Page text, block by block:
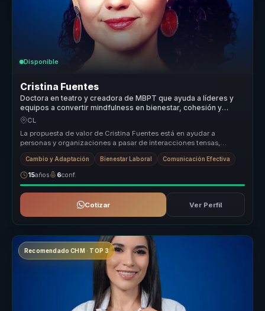
Disponible
Cristina Fuentes
Doctora en teatro y creadora de MBPT que ayuda a líderes y
equipos a convertir mindfulness en bienestar, cohesión y
adaptación al cambio.
CL
La propuesta de valor de Cristina Fuentes está en ayudar a
personas y organizaciones a pasar de interacciones tensas,
superficiales o des...
Cambio y Adaptación Bienestar Laboral Comunicación Efectiva
15años 6conf.
Cotizar Ver Perfil
Recomendado CHM · TOP 3